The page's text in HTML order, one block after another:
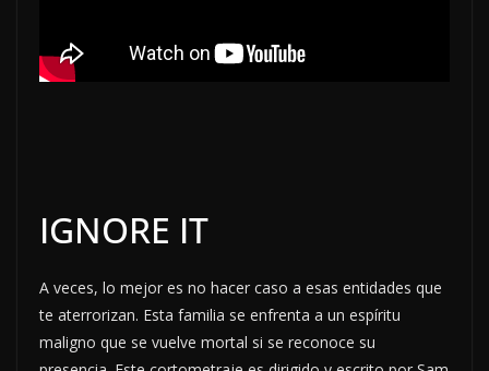
IGNORE IT
A veces, lo mejor es no hacer caso a esas entidades que
te aterrorizan. Esta familia se enfrenta a un espíritu
maligno que se vuelve mortal si se reconoce su